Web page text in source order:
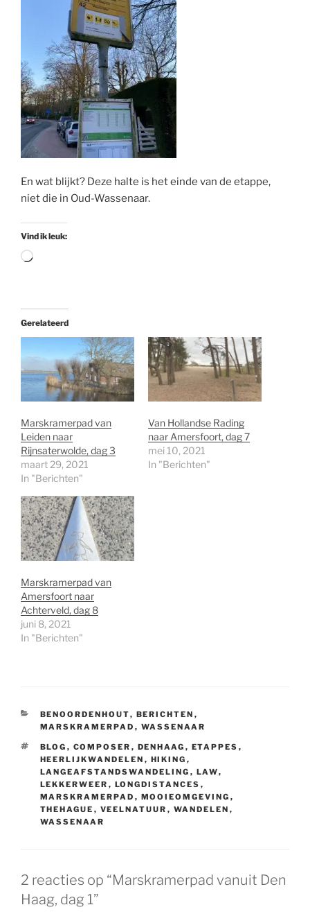
En wat blijkt? Deze halte is het einde van de etappe,
niet die in Oud-Wassenaar.
Vind ik leuk:
Aan
Gerelateerd
Marskramerpad van
Leiden naar
Rijnsaterwolde, dag 3
maart 29, 2021
In "Berichten"
Van Hollandse Rading
naar Amersfoort, dag 7
mei 10, 2021
In "Berichten"
Marskramerpad van
Amersfoort naar
Achterveld, dag 8
juni 8, 2021
In "Berichten"
CATEGORIEËN
BENOORDENHOUT, BERICHTEN ,
MARSKRAMERPAD , WASSENAAR
TAGS
BLOG , COMPOSER , DENHAAG , ETAPPES ,
HEERLIJKWANDELEN , HIKING ,
LANGEAFSTANDSWANDELING , LAW,
LEKKERWEER , LONGDISTANCES ,
MARSKRAMERPAD , MOOIEOMGEVING ,
THEHAGUE , VEELNATUUR , WANDELEN ,
WASSENAAR
2 reacties op “Marskramerpad vanuit Den
Haag, dag 1”